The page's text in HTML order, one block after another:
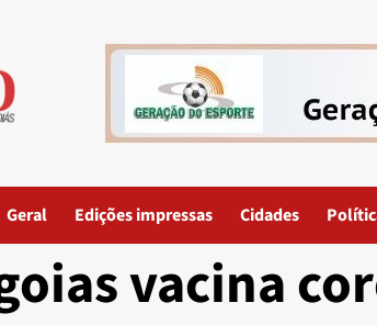
Geral Edições impressas Cidades
vacina